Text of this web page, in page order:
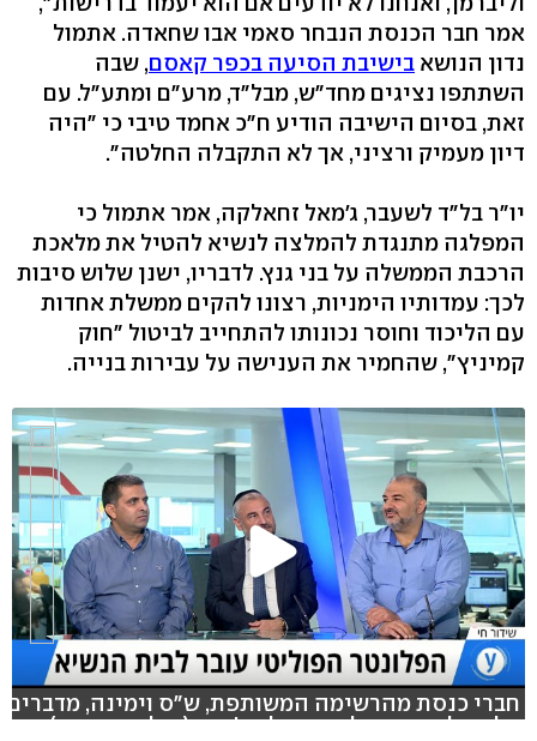
אמר חבר הכנסת הנבחר סאמי אבו שחאדה. אתמול
נדון הנושא בישיבת הסיעה בכפר קאסם, שבה
השתתפו נציגים מחד"ש, מבל"ד, מרע"ם ומתע"ל. עם
זאת, בסיום הישיבה הודיע ח"כ אחמד טיבי כי "היה
דיון מעמיק ורציני, אך לא התקבלה החלטה".
יו"ר בל"ד לשעבר, ג'מאל זחאלקה, אמר אתמול כי
המפלגה מתנגדת להמלצה לנשיא להטיל את מלאכת
הרכבת הממשלה על בני גנץ. לדבריו, ישנן שלוש סיבות
לכך: עמדותיו הימניות, רצונו להקים ממשלת אחדות
עם הליכוד וחוסר נכונותו להתחייב לביטול "חוק
קמיניץ", שהחמיר את הענישה על עבירות בנייה.
חברי כנסת מהרשימה המשותפת, ש"ס וימינה, מדברים
על הפלונטר הפוליטי באולפן ynet (צילום: אבי חי)